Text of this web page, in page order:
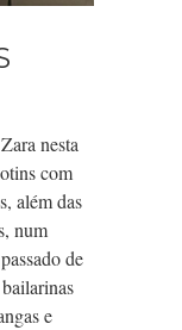
nesta
com
além das
num
de
e